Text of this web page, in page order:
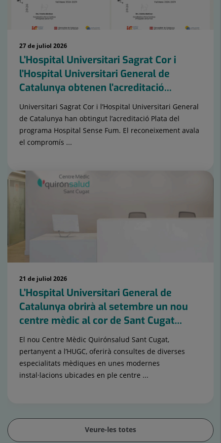
27 de juliol 2026
L’Hospital Universitari Sagrat Cor i
l’Hospital Universitari General de
Catalunya obtenen l’acreditació...
Universitari Sagrat Cor i l’Hospital Universitari General
de Catalunya han obtingut l’acreditació Plata del
programa Hospital Sense Fum. El reconeixement avala
el compromís ...
21 de juliol 2026
L’Hospital Universitari General de
Catalunya obrirà al setembre un nou
centre mèdic al cor de Sant Cugat...
El nou Centre Mèdic Quirónsalud Sant Cugat,
pertanyent a l’HUGC, oferirà consultes de diverses
especialitats mèdiques en unes modernes
instal·lacions ubicades en ple centre ...
Veure-les totes